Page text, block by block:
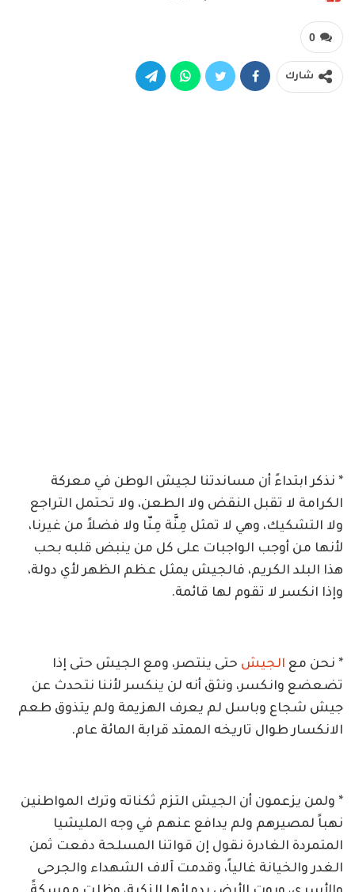
0
شارك
* نذكر ابتداءً أن مساندتنا لجيش الوطن في معركة
الكرامة لا تقبل النقض ولا الطعن، ولا تحتمل التراجع
ولا التشكيك، وهي لا تمثل مِنَّة مِنّا ولا فضلاً من غيرنا،
لأنها من أوجب الواجبات على كل من ينبض قلبه بحب
هذا البلد الكريم، فالجيش يمثل عظم الظهر لأي دولة،
وإذا انكسر لا تقوم لها قائمة.
* نحن مع الجيش حتى ينتصر، ومع الجيش حتى إذا
تضعضع وانكسر، ونثق أنه لن ينكسر لأننا نتحدث عن
جيش شجاع وباسل لم يعرف الهزيمة ولم يتذوق طعم
الانكسار طوال تاريخه الممتد قرابة المائة عام.
* ولمن يزعمون أن الجيش التزم ثكناته وترك المواطنين
نهباً لمصيرهم ولم يدافع عنهم في وجه المليشيا
المتمردة الغادرة نقول إن قواتنا المسلحة دفعت ثمن
الغدر والخيانة غالياً، وقدمت آلاف الشهداء والجرحى